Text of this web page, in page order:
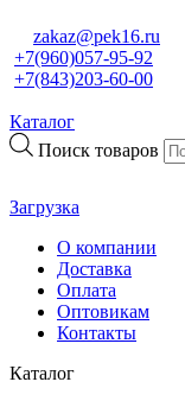
zakaz@pek16.ru
+7(960)057-95-92
+7(843)203-60-00
Каталог
Поиск товаров
Загрузка
О компании
Доставка
Оплата
Оптовикам
Контакты
Каталог